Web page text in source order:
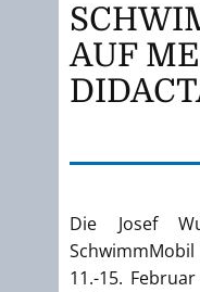
AUF
Die Josef
11.-15.